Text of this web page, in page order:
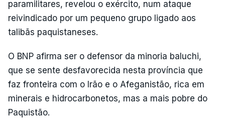
paramilitares, revelou o exército, num ataque
reivindicado por um pequeno grupo ligado aos
talibãs paquistaneses.
O BNP afirma ser o defensor da minoria baluchi,
que se sente desfavorecida nesta província que
faz fronteira com o Irão e o Afeganistão, rica em
minerais e hidrocarbonetos, mas a mais pobre do
Paquistão.